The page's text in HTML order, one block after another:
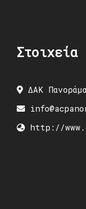
Στοιχεία
ΔΑΚ
http://